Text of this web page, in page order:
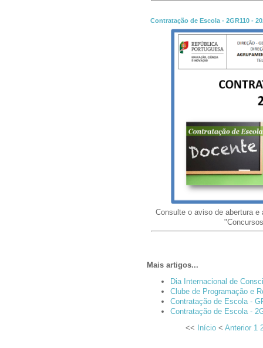
Contratação de Escola - 2GR110 -
Consulte o aviso de abertura
Mais artigos...
Dia Internacional de
Clube de Programação e
Contratação de Escola -
Contratação de Escola -
<<
Início < Anterior 1